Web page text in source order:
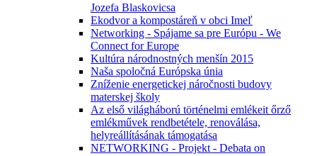
Jozefa Blaskovicsa
Ekodvor a kompostáreň v obci Imeľ
Networking - Spájame sa pre Európu - We
Connect for Europe
Kultúra národnostných menšín 2015
Naša spoločná Európska únia
Zníženie energetickej náročnosti budovy
materskej školy
Az első világháború történelmi emlékeit őrző
emlékművek rendbetétele, renoválása,
helyreállításának támogatása
NETWORKING - Projekt - Debata on